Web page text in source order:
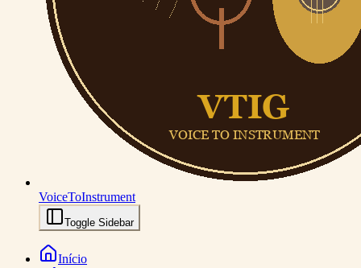
VoiceToInstrument
Toggle Sidebar
Início